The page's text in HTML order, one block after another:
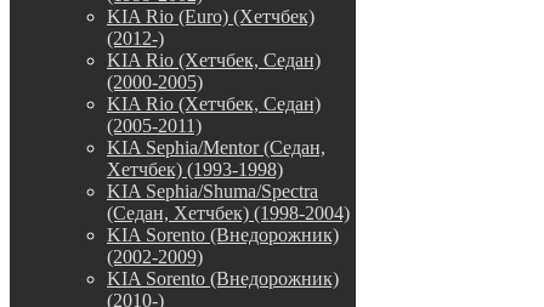
KIA Rio (Euro) (Хетчбек)
(2012-)
KIA Rio (Хетчбек, Седан)
(2000-2005)
KIA Rio (Хетчбек, Седан)
(2005-2011)
KIA Sephia/Mentor (Седан,
Хетчбек) (1993-1998)
KIA Sephia/Shuma/Spectra
(Седан, Хетчбек) (1998-2004)
KIA Sorento (Внедорожник)
(2002-2009)
KIA Sorento (Внедорожник)
(2010-)